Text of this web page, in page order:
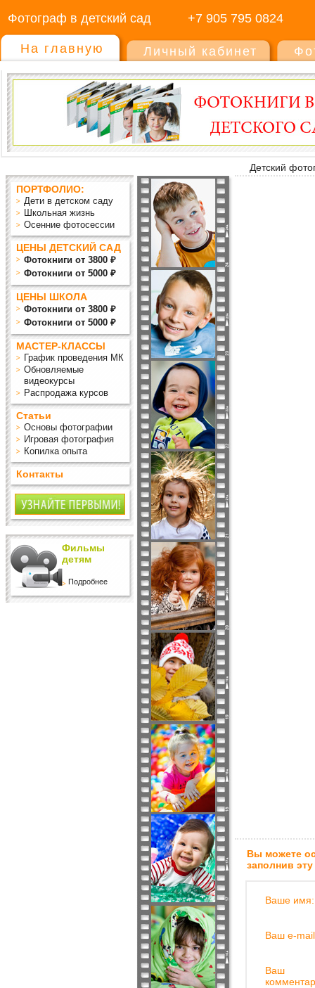
Фотограф в детский сад +7 905 795 0824
На главную Личный кабинет
Детский
ПОРТФОЛИО:
Дети в детском саду
Школьная жизнь
Осенние фотосессии
ЦЕНЫ ДЕТСКИЙ САД
Фотокниги от 3800 ₽
Фотокниги от 5000 ₽
ЦЕНЫ ШКОЛА
Фотокниги от 3800 ₽
Фотокниги от 5000 ₽
МАСТЕР-КЛАССЫ
График проведения МК
Обновляемые
видеокурсы
Распродажа курсов
Статьи
Основы фотографии
Игровая фотография
Копилка опыта
Контакты
Фильмы
детям
Подробнее
Вы можете
заполнив
Ваше имя:
Ваш e-
Ваш